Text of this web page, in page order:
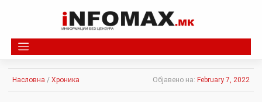
Насловна / Хроника Објавено на: February 7, 2022